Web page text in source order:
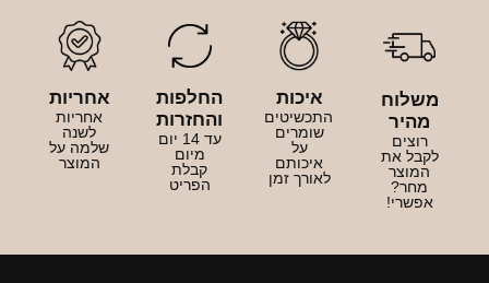
משלוח
מהיר
רוצים
לקבל את
המוצר
מחר?
אפשרי!
איכות
התכשיטים
שומרים
על
איכותם
לאורך זמן
החלפות
והחזרות
עד 14 יום
מיום
קבלת
הפריט
אחריות
אחריות
לשנה
שלמה על
המוצר